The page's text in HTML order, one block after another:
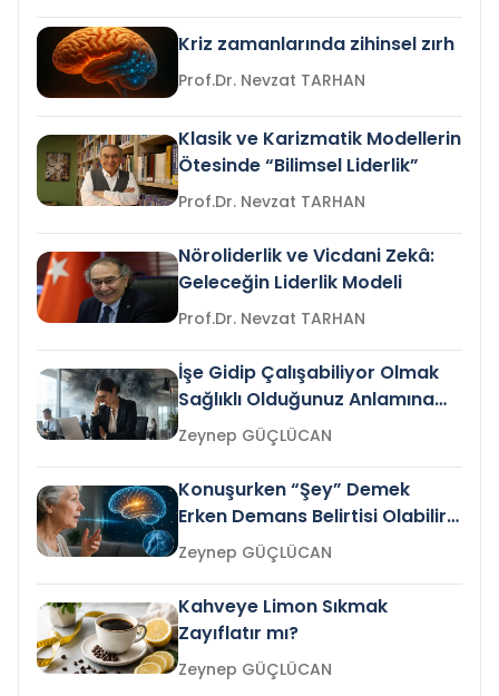
Kriz zamanlarında zihinsel zırh
Prof.Dr. Nevzat TARHAN
Klasik ve Karizmatik Modellerin
Ötesinde “Bilimsel Liderlik”
Prof.Dr. Nevzat TARHAN
Nöroliderlik ve Vicdani Zekâ:
Geleceğin Liderlik Modeli
Prof.Dr. Nevzat TARHAN
İşe Gidip Çalışabiliyor Olmak
Sağlıklı Olduğunuz Anlamına
Gelir mi?Zeynep GÜÇLÜCAN
Konuşurken “Şey” Demek
Erken Demans Belirtisi Olabilir
mi?
Zeynep GÜÇLÜCAN
Kahveye Limon Sıkmak
Zayıflatır mı?
Zeynep GÜÇLÜCAN